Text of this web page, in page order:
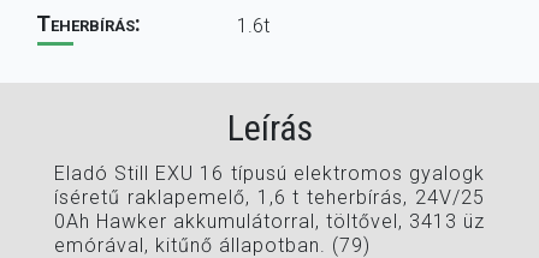
Teherbírás: 1.6t
Leírás
Eladó Still EXU 16 típusú elektromos gyalogk
íséretű raklapemelő, 1,6 t teherbírás, 24V/25
0Ah Hawker akkumulátorral, töltővel, 3413 üz
emórával, kitűnő állapotban. (79)